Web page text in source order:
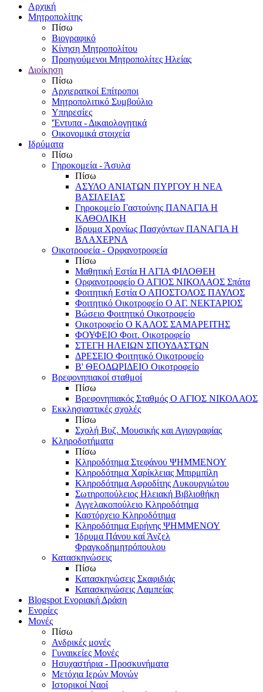
Αρχική
Μητροπολίτης
Πίσω
Βιογραφικό
Κίνηση Μητροπολίτου
Προηγούμενοι Μητροπολίτες Ηλείας
Διοίκηση
Πίσω
Αρχιερατκοί Επίτροποι
Μητροπολιτικό Συμβούλιο
Υπηρεσίες
'Έντυπα - Δικαιολογητικά
Οικονομικά στοιχεία
Ιδρύματα
Πίσω
Γηροκομεία - Άσυλα
Πίσω
ΑΣΥΛΟ ΑΝΙΑΤΩΝ ΠΥΡΓΟΥ Η ΝΕΑ
ΒΑΣΙΛΕΙΑΣ
Γηροκομείο Γαστούνης ΠΑΝΑΓΙΑ Η
ΚΑΘΟΛΙΚΗ
Ιδρυμα Χρονίως Πασχόντων ΠΑΝΑΓΙΑ Η
ΒΛΑΧΕΡΝΑ
Οικοτροφεία - Ορφανοτροφεία
Πίσω
Μαθητική Εστία Η ΑΓΙΑ ΦΙΛΟΘΕΗ
Ορφανοτροφείο Ο ΑΓΙΟΣ ΝΙΚΟΛΑΟΣ Σπάτα
Φοιτητική Εστία Ο ΑΠΟΣΤΟΛΟΣ ΠΑΥΛΟΣ
Φοιτητικό Οικοτροφείο Ο ΑΓ. ΝΕΚΤΑΡΙΟΣ
Βώσειο Φοιτητικό Οικοτροφείο
Οικοτροφείο Ο ΚΑΛΟΣ ΣΑΜΑΡΕΙΤΗΣ
ΦΟΥΦΕΙΟ Φοιτ. Οικοτροφείο
ΣΤΕΓΗ ΗΛΕΙΩΝ ΣΠΟΥΔΑΣΤΩΝ
ΔΡΕΣΕΙΟ Φοιτητικό Οικοτροφείο
Β' ΘΕΟΔΩΡΙΔΕΙΟ Οικοτροφείο
Βρεφονηπιακοί σταθμοί
Πίσω
Βρεφονηπιακός Σταθμός Ο ΑΓΙΟΣ ΝΙΚΟΛΑΟΣ
Εκκλησιαστικές σχολές
Πίσω
Σχολή Βυζ. Μουσικής και Αγιογραφίας
Κληροδοτήματα
Πίσω
Κληροδότημα Στεφάνου ΨΗΜΜΕΝΟΥ
Κληροδότημα Χαρίκλειας Μπιρμπίλη
Κληροδότημα Αφροδίτης Λυκουργιώτου
Σωτηροπούλειος Ηλειακή Βιβλιοθήκη
Αγγελακοπούλειο Κληροδότημα
Καστόρχειο Κληροδότημα
Κληροδότημα Ειρήνης ΨΗΜΜΕΝΟΥ
Ίδρυμα Πάνου καί Άνζελ
Φραγκοδημητρόπουλου
Κατασκηνώσεις
Πίσω
Κατασκηνώσεις Σκαφιδιάς
Κατασκηνώσεις Λαμπείας
Blogspot Ενοριακή Δράση
Ενορίες
Μονές
Πίσω
Ανδρικές μονές
Γυναικείες Μονές
Ησυχαστήρια - Προσκυνήματα
Μετόχια Ιερών Μονών
Ιστορικοί Ναοί